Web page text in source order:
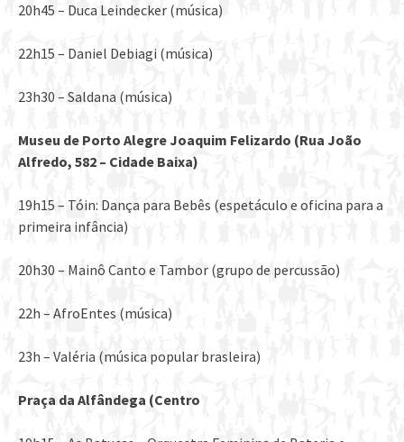
20h45 – Duca Leindecker (música)
22h15 – Daniel Debiagi (música)
23h30 – Saldana (música)
Museu de Porto Alegre Joaquim Felizardo (Rua João
Alfredo, 582 – Cidade Baixa)
19h15 – Tóin: Dança para Bebês (espetáculo e oficina para a
primeira infância)
20h30 – Mainô Canto e Tambor (grupo de percussão)
22h – AfroEntes (música)
23h – Valéria (música popular brasleira)
Praça da Alfândega (Centro